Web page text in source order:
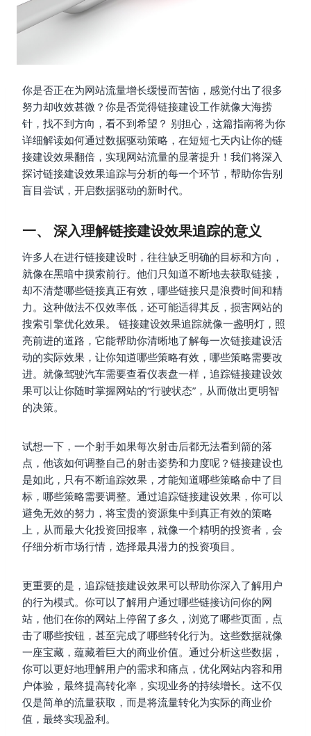
你是否正在为网站流量增长缓慢而苦恼，感觉付出了很多
努力却收效甚微？你是否觉得链接建设工作就像大海捞
针，找不到方向，看不到希望？ 别担心，这篇指南将为你
详细解读如何通过数据驱动策略，在短短七天内让你的链
接建设效果翻倍，实现网站流量的显著提升！我们将深入
探讨链接建设效果追踪与分析的每一个环节，帮助你告别
盲目尝试，开启数据驱动的新时代。
一、 深入理解链接建设效果追踪的意义
许多人在进行链接建设时，往往缺乏明确的目标和方向，
就像在黑暗中摸索前行。他们只知道不断地去获取链接，
却不清楚哪些链接真正有效，哪些链接只是浪费时间和精
力。这种做法不仅效率低，还可能适得其反，损害网站的
搜索引擎优化效果。 链接建设效果追踪就像一盏明灯，照
亮前进的道路，它能帮助你清晰地了解每一次链接建设活
动的实际效果，让你知道哪些策略有效，哪些策略需要改
进。就像驾驶汽车需要查看仪表盘一样，追踪链接建设效
果可以让你随时掌握网站的“行驶状态”，从而做出更明智
的决策。
试想一下，一个射手如果每次射击后都无法看到箭的落
点，他该如何调整自己的射击姿势和力度呢？链接建设也
是如此，只有不断追踪效果，才能知道哪些策略命中了目
标，哪些策略需要调整。通过追踪链接建设效果，你可以
避免无效的努力，将宝贵的资源集中到真正有效的策略
上，从而最大化投资回报率，就像一个精明的投资者，会
仔细分析市场行情，选择最具潜力的投资项目。
更重要的是，追踪链接建设效果可以帮助你深入了解用户
的行为模式。你可以了解用户通过哪些链接访问你的网
站，他们在你的网站上停留了多久，浏览了哪些页面，点
击了哪些按钮，甚至完成了哪些转化行为。这些数据就像
一座宝藏，蕴藏着巨大的商业价值。通过分析这些数据，
你可以更好地理解用户的需求和痛点，优化网站内容和用
户体验，最终提高转化率，实现业务的持续增长。这不仅
仅是简单的流量获取，而是将流量转化为实际的商业价
值，最终实现盈利。